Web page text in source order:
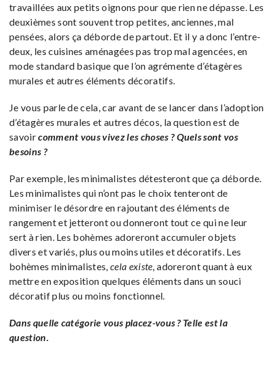
travaillées aux petits oignons pour que rien ne dépasse. Les
deuxièmes sont souvent trop petites, anciennes, mal
pensées, alors ça déborde de partout. Et il y a donc l’entre-
deux, les cuisines aménagées pas trop mal agencées, en
mode standard basique que l’on agrémente d’étagères
murales et autres éléments décoratifs.
Je vous parle de cela, car avant de se lancer dans l’adoption
d’étagères murales et autres décos, la question est de
savoircomment vous vivez les choses ? Quels sont vos
besoins ?
Par exemple, les minimalistes détesteront que ça déborde.
Les minimalistes qui n’ont pas le choix tenteront de
minimiser le désordre en rajoutant des éléments de
rangement et jetteront ou donneront tout ce qui ne leur
sert à rien. Les bohèmes adoreront accumuler objets
divers et variés, plus ou moins utiles et décoratifs. Les
bohèmes minimalistes,cela existe, adoreront quant à eux
mettre en exposition quelques éléments dans un souci
décoratif plus ou moins fonctionnel.
Dans quelle catégorie vous placez-vous ? Telle est la
question.